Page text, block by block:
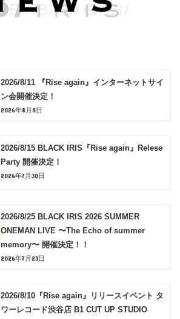
2026/8/11 『Rise again』インターネットサイ
ン会開催決定！
2026年8月5日
2026/8/15 BLACK IRIS『Rise again』Relese
Party 開催決定！
2026年7月30日
2026/8/25 BLACK IRIS 2026 SUMMER
ONEMAN LIVE 〜The Echo of summer
memory〜 開催決定！！
2026年7月23日
2026/8/10『Rise again』リリースイベント タ
ワーレコード渋谷店 B1 CUT UP STUDIO